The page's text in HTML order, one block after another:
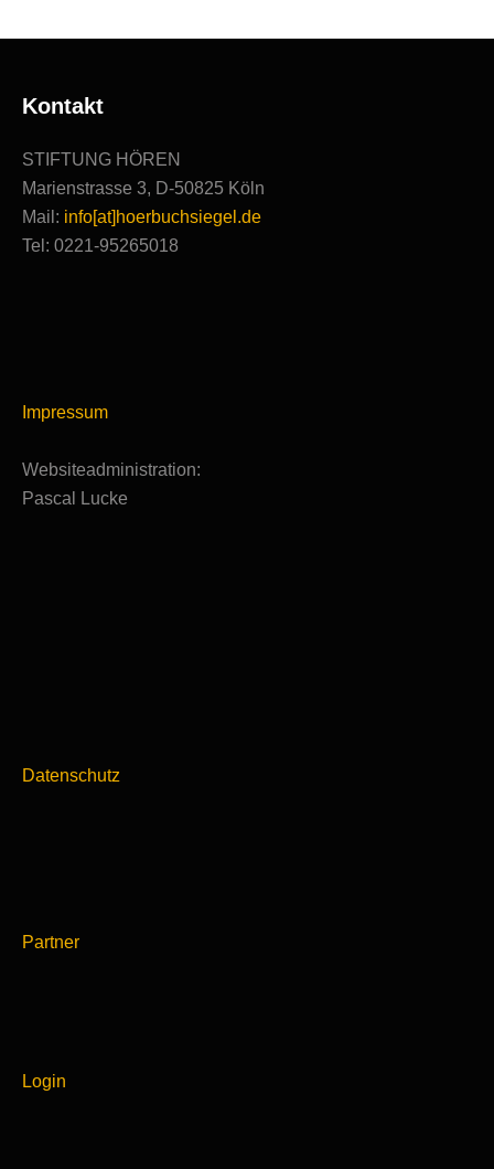
Kontakt
STIFTUNG HÖREN
Marienstrasse 3, D-50825 Köln
Mail: info[at]hoerbuchsiegel.de
Tel: 0221-95265018
Impressum
Websiteadministration:
Pascal Lucke
Datenschutz
Partner
Login